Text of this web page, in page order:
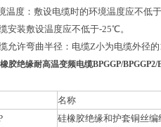
温度：敷设电缆时的环境温度应不低
安装敷设温度应不低于-25℃。
允许弯曲半径：电缆Z小为电缆外径
胶绝缘耐高温变频电缆BPGGP/BPGGP2/
名称
硅橡胶绝缘和护套铜丝编